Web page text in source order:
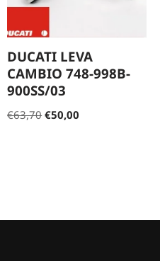
DUCATI LEVA
CAMBIO 748-998B-
900SS/03
€63,70 €50,00